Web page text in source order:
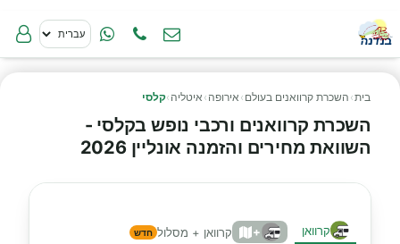
בית› השכרת קרוואנים בעולם › אירופה › איטליה ›קלסי
השכרת קרוואנים ורכבי נופש בקלסי -
השוואת מחירים והזמנה אונליין 2026
קרוואן + קרוואן + מסלול חדש